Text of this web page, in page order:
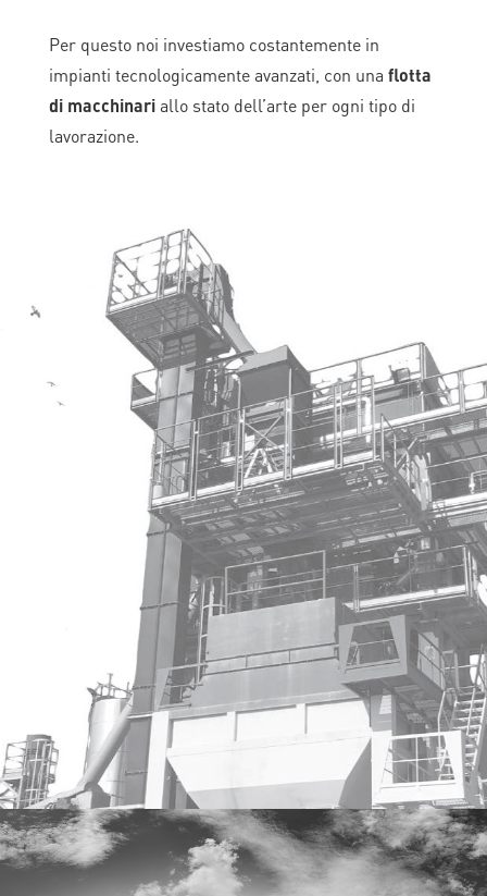
Per questo noi investiamo costantemente in
impianti tecnologicamente avanzati, con una flotta
di macchinariallo stato dell’arte per ogni tipo di
lavorazione.